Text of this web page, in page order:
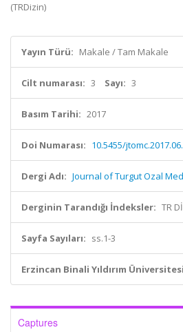
(TRDizin)
Yayın Türü: Makale / Tam Makale
Cilt numarası: 3 Sayı: 3
Basım Tarihi: 2017
Doi Numarası: 10.5455/
Dergi Adı: Journal of Turgut Ozal
Derginin Tarandığı İndeksler: TR
Sayfa Sayıları: ss.1-3
Erzincan Binali Yıldırım
Captures